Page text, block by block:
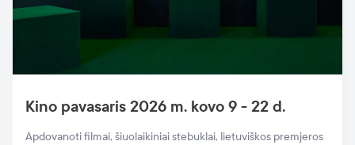
Kino pavasaris 2026 m. kovo 9 - 22 d.
Apdovanoti filmai, šiuolaikiniai stebuklai, lietuviškos premjeros